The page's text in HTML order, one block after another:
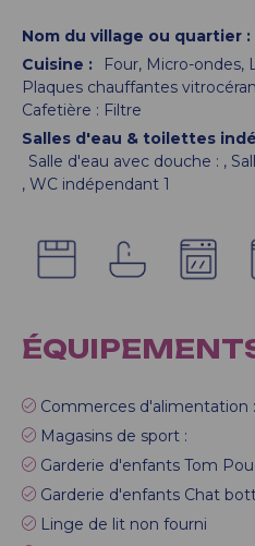
Nom du village ou quartier :
Cuisine : Four Micro-ondes
Plaques chauffantes
Cafetière : Filtre
Salles d'eau & toilettes
Salle d'eau avec douche :
WC indépendant 1
Commerces d'alimentation :
Magasins de sport :
Garderie d'enfants Tom
Garderie d'enfants Chat
Linge de lit non fourni